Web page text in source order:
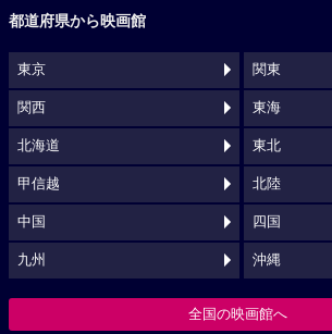
都道府県から映画館
東京 関東
関西 東海
北海道 東北
甲信越 北陸
中国 四国
九州 沖縄
全国の映画館へ